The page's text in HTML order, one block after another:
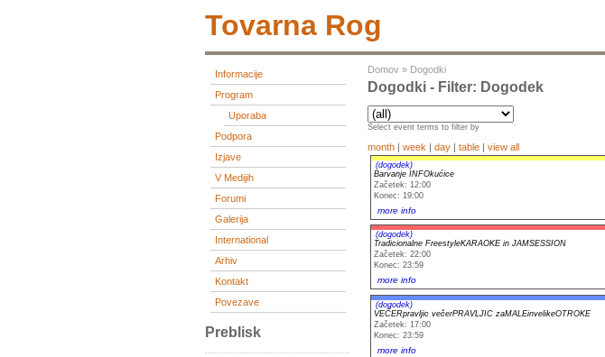
Tovarna Rog
Informacije
Program
Uporaba
Podpora
Izjave
V Medijih
Forumi
Galerija
International
Arhiv
Kontakt
Povezave
Preblisk
Domov » Dogodki
Dogodki - Filter: Dogodek
Select event terms to filter by
month | week | day | table | view all
(dogodek)
Barvanje INFOkućice
Začetek: 12:00
Konec: 19:00
more info
(dogodek)
Tradicionalne FreestyleKARAOKE in JAMSESSION
Začetek: 22:00
Konec: 23:59
more info
(dogodek)
VEČERpravljic večerPRAVLJIC zaMALEinvelikeOTROKE
Začetek: 17:00
Konec: 23:59
more info